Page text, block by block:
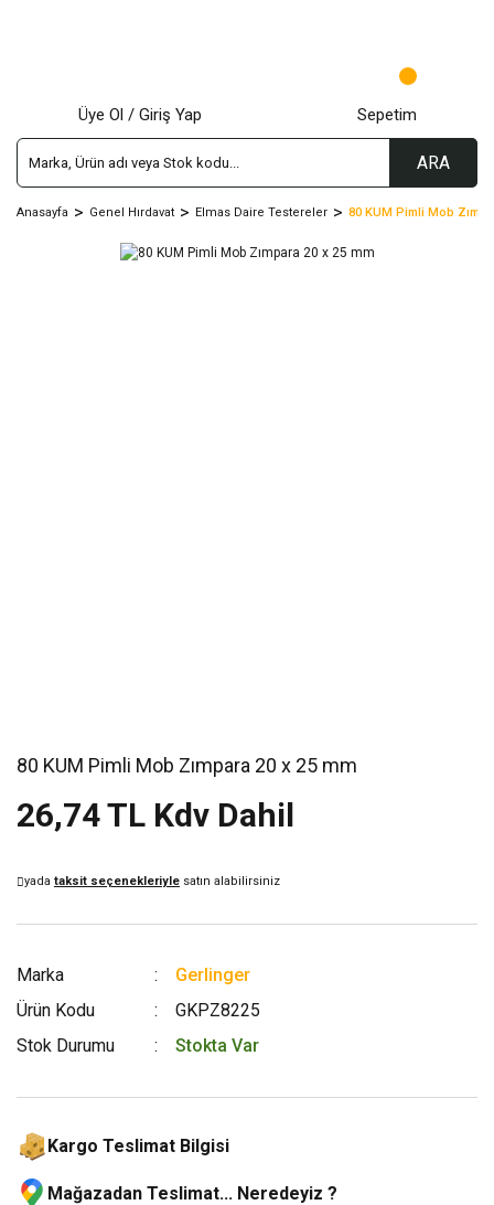
ARA
Üye Ol / Giriş Yap Sepetim
Anasayfa Genel Hırdavat Elmas Daire Testereler 80 KUM Pimli Mob
80 KUM Pimli Mob Zımpara 20 x 25 mm
26,74 TL Kdv Dahil
yada taksit seçenekleriyle satın alabilirsiniz
Marka
Gerlinger
Ürün Kodu
GKPZ8225
Stok Durumu
Stokta Var
Kargo Teslimat Bilgisi
Mağazadan Teslimat... Neredeyiz ?